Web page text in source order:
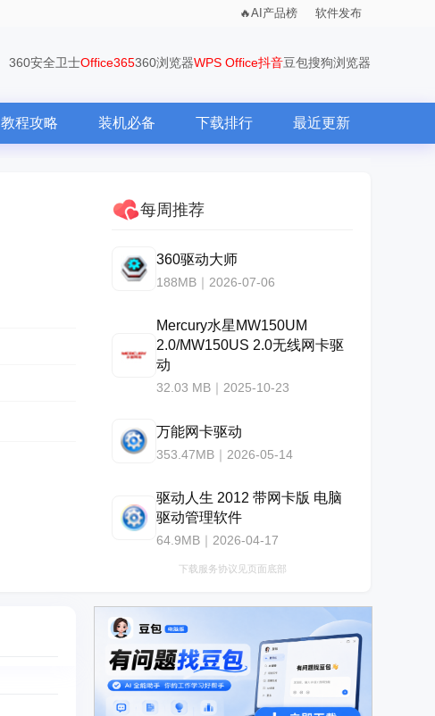
AI产品榜 软件发布
360安全卫士Office365360浏览器WPS Office抖音豆包搜狗浏览器
教程攻略 装机必备 下载排行 最近更新
每周推荐
360驱动大师
188MB｜2026-07-06
Mercury水星MW150UM
2.0/MW150US 2.0无线网卡驱
动
32.03 MB｜2025-10-23
万能网卡驱动
353.47MB｜2026-05-14
驱动人生 2012 带网卡版 电脑
驱动管理软件
64.9MB｜2026-04-17
下载服务协议见页面底部